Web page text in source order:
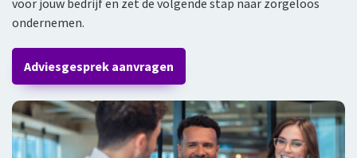
voor jouw bedrijf en zet de volgende stap naar zorgeloos
ondernemen.
Adviesgesprek aanvragen